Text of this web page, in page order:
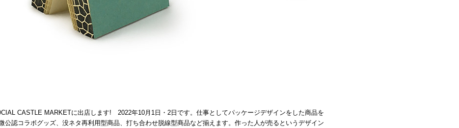
CASTLE MARKETに出店します! 2022年10月1日・2日です。仕事としてパッケージデザインをした商品を
公認コラボグッズ、没ネタ再利用型商品、 打ち合わせ脱線型商品など揃えます。作った人が売るというデザイン